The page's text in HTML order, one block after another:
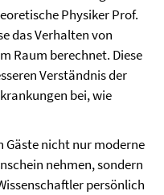
Physiker Prof.
das Verhalten von
Raum berechnet. Diese
Verständnis der
bei, wie
Gäste nicht nur moderne
nehmen, sondern
persönlich